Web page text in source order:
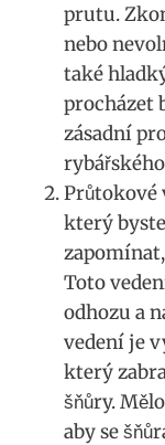
prutu.
nebo
také
procházet
zásadní
Průtokové
který
Toto
odhozu a
vedení ‌je
který
šňůry.
aby se